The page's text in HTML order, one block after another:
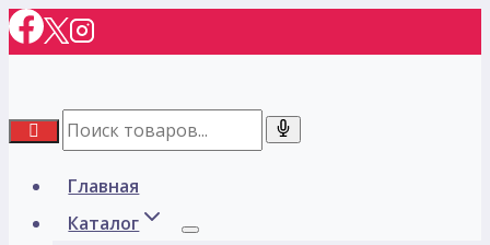
Перейти
к
Главная
Каталог